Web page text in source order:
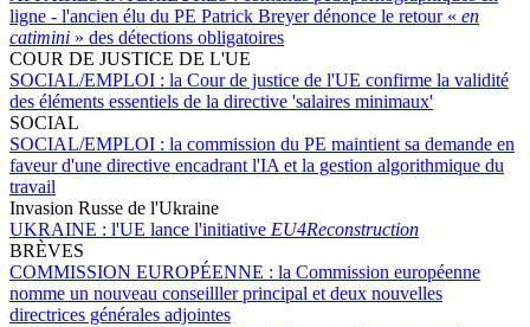
ligne - l'ancien élu du PE Patrick Breyer dénonce le retour « en
catimini » des détections obligatoires
COUR DE JUSTICE DE L'UE
SOCIAL/EMPLOI : la Cour de justice de l'UE confirme la validité
des éléments essentiels de la directive 'salaires minimaux'
SOCIAL
SOCIAL/EMPLOI : la commission du PE maintient sa demande en
faveur d'une directive encadrant l'IA et la gestion algorithmique du
travail
Invasion Russe de l'Ukraine
UKRAINE : l'UE lance l'initiative EU4Reconstruction
BRÈVES
COMMISSION EUROPÉENNE : la Commission européenne
nomme un nouveau conseilller principal et deux nouvelles
directrices générales adjointes